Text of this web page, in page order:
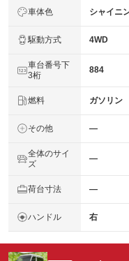
車体色 シャイニ
駆動方式 4WD
車台番号下
3桁
884
燃料 ガソリン
その他 ―
全体のサイ
ズ
―
荷台寸法 ―
ハンドル 右